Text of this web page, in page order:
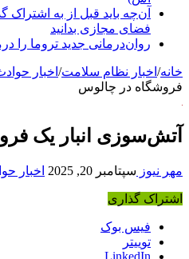
آن‌چه باید قبل از به اشتراک
فضای مجازی بدانید
روان‌درمانی جدید تروما را
خانه/ اخبار نظام سلامت/ اخبار
فروشگاه در چالوس
آتش‌سوزی انبار یک
مهر نیوز سپتامبر 20, 2025 اخبار
اشتراک گذاری
فیس بوک
توییتر
LinkedIn